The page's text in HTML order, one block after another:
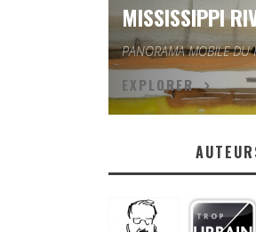
MISSISSIPPI
PANORAMA MOBILE DU
EXPLORER